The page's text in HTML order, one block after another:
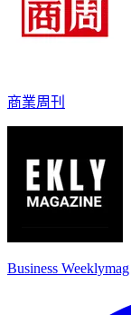
商業周刊
Business Weeklymag